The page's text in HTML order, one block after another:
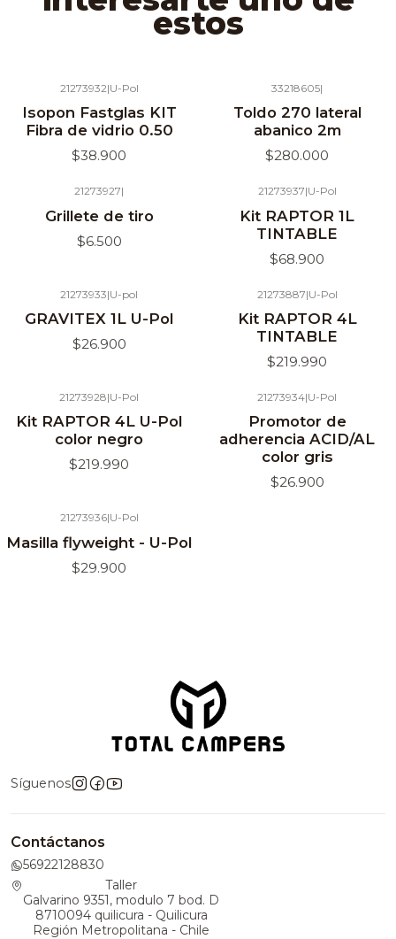
estos
21273932|U-Pol
Isopon Fastglas KIT
Fibra de vidrio 0.50
$38.900
33218605|
Toldo 270 lateral
abanico 2m
$280.000
21273927|
Grillete de tiro
$6.500
21273937|U-Pol
Kit RAPTOR 1L
TINTABLE
$68.900
21273933|U-pol
GRAVITEX 1L U-Pol
$26.900
21273887|U-Pol
Kit RAPTOR 4L
TINTABLE
$219.990
21273928|U-Pol
Kit RAPTOR 4L U-Pol
color negro
$219.990
21273934|U-Pol
Promotor de
adherencia ACID/AL
color gris
$26.900
21273936|U-Pol
Masilla flyweight - U-Pol
$29.900
Síguenos
Contáctanos
56922128830
Taller
Galvarino 9351, modulo 7 bod. D
8710094 quilicura - Quilicura
Región Metropolitana - Chile